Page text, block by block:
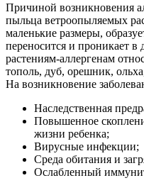
Причиной возникновения
пыльца ветроопыляемых
маленькие размеры,
переносится и проникает
растениям-аллергенам
тополь, дуб, орешник,
На возникновение
Наследственная
Повышенное
жизни ребенка;
Вирусные инфекции;
Среда обитания и
Ослабленный